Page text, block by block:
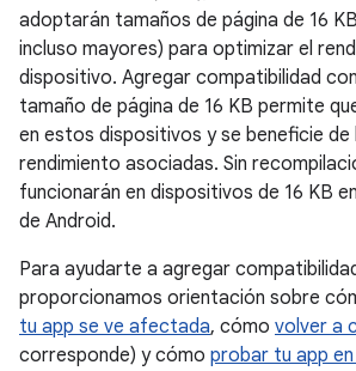
adoptarán tamaños de página de 16
incluso mayores) para optimizar el
dispositivo. Agregar compatibilidad
tamaño de página de 16 KB permite
en estos dispositivos y se beneficie de
rendimiento asociadas. Sin
funcionarán en dispositivos de 16 KB
de Android.
Para ayudarte a agregar
proporcionamos orientación sobre
tu app se ve afectada, cómo volver a
corresponde) y cómo probar tu app